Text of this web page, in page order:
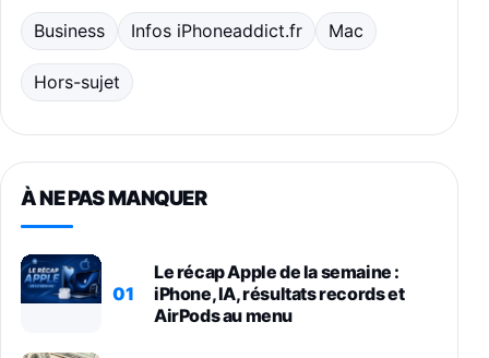
Business Infos iPhoneaddict.fr Mac
Hors-sujet
À NE PAS MANQUER
01
Le récap Apple de la semaine :
iPhone, IA, résultats records et
AirPods au menu